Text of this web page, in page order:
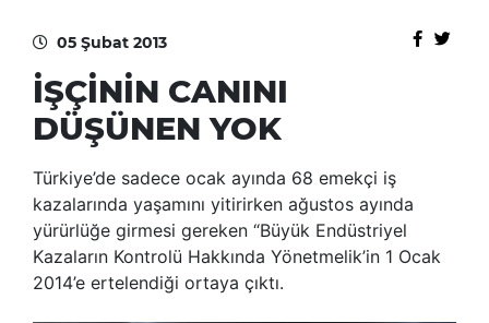
05 Şubat 2013
İŞÇİNİN CANINI
DÜŞÜNEN YOK
Türkiye’de sadece ocak ayında 68 emekçi iş
kazalarında yaşamını yitirirken ağustos ayında
yürürlüğe girmesi gereken “Büyük Endüstriyel
Kazaların Kontrolü Hakkında Yönetmelik’in 1 Ocak
2014’e ertelendiği ortaya çıktı.